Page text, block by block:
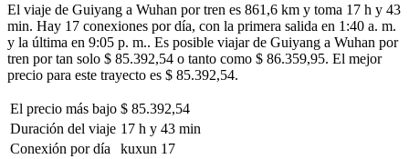
El viaje de Guiyang a Wuhan por tren es 861,6 km y toma 17 h y 43
min. Hay 17 conexiones por día, con la primera salida en 1:40 a. m.
y la última en 9:05 p. m.. Es posible viajar de Guiyang a Wuhan por
tren por tan solo $ 85.392,54 o tanto como $ 86.359,95. El mejor
precio para este trayecto es $ 85.392,54.
El precio más bajo $ 85.392,54
Duración del viaje 17 h y 43 min
Conexión por día
kuxun 17